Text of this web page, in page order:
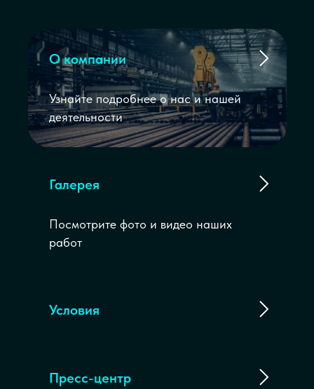
О компании
Узнайте подробнее о нас и нашей
деятельности
Галерея
Посмотрите фото и видео наших
работ
Условия
Пресс-центр